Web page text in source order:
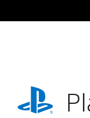
al
playstation.com